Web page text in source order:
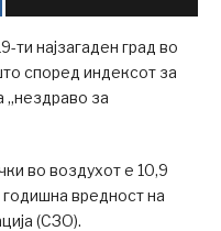
ти најзагаден град во
според индексот за
„нездраво за
во воздухот е 10,9
вредност на
(СЗО).